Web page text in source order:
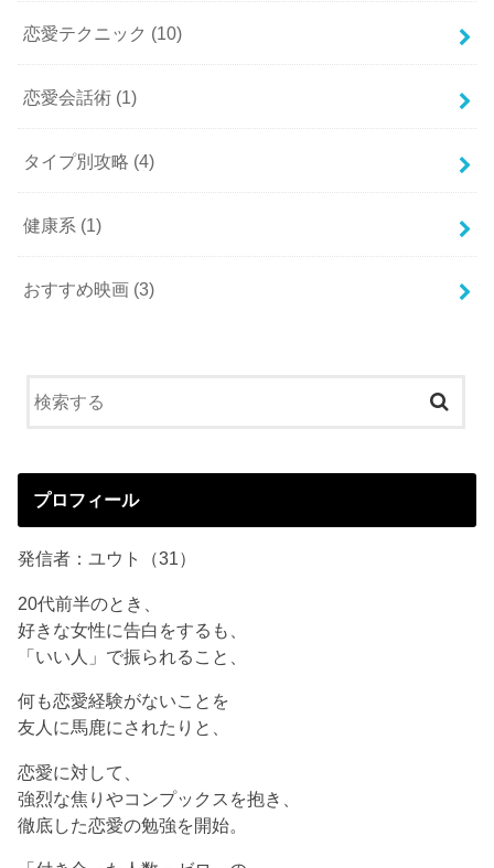
恋愛テクニック (10)
恋愛会話術 (1)
タイプ別攻略 (4)
健康系 (1)
おすすめ映画 (3)
プロフィール
発信者：ユウト（31）
20代前半のとき、
好きな女性に告白をするも、
「いい人」で振られること、
何も恋愛経験がないことを
友人に馬鹿にされたりと、
恋愛に対して、
強烈な焦りやコンプックスを抱き、
徹底した恋愛の勉強を開始。